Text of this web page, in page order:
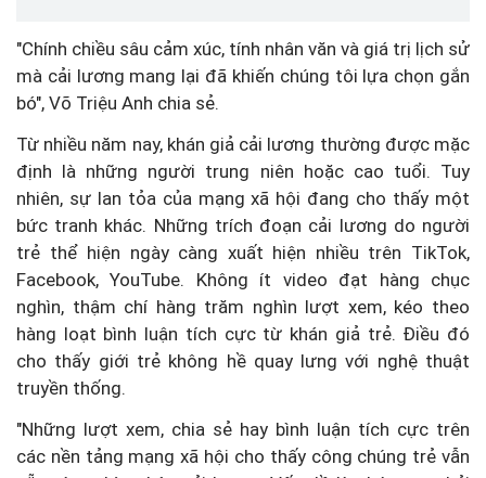
"Chính chiều sâu cảm xúc, tính nhân văn và giá trị lịch sử
mà cải lương mang lại đã khiến chúng tôi lựa chọn gắn
bó", Võ Triệu Anh chia sẻ.
Từ nhiều năm nay, khán giả cải lương thường được mặc
định là những người trung niên hoặc cao tuổi. Tuy
nhiên, sự lan tỏa của mạng xã hội đang cho thấy một
bức tranh khác. Những trích đoạn cải lương do người
trẻ thể hiện ngày càng xuất hiện nhiều trên TikTok,
Facebook, YouTube. Không ít video đạt hàng chục
nghìn, thậm chí hàng trăm nghìn lượt xem, kéo theo
hàng loạt bình luận tích cực từ khán giả trẻ. Điều đó
cho thấy giới trẻ không hề quay lưng với nghệ thuật
truyền thống.
"Những lượt xem, chia sẻ hay bình luận tích cực trên
các nền tảng mạng xã hội cho thấy công chúng trẻ vẫn